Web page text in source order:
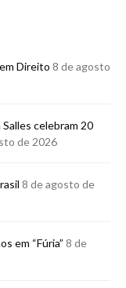
Direito 8 de agosto
celebram 20
de 2026
8 de agosto de
em “Fúria” 8 de